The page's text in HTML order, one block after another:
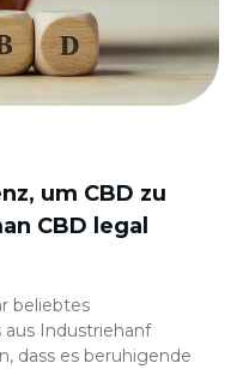
um CBD zu
CBD legal
beliebtes
Industriehanf
dass es beruhigende